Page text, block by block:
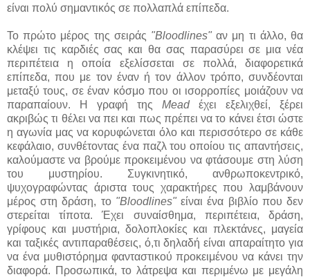
είναι πολύ σημαντικός σε πολλαπλά επίπεδα.
Το πρώτο μέρος της σειράς "Bloodlines" αν μη τι άλλο, θα
κλέψει τις καρδιές σας και θα σας παρασύρει σε μια νέα
περιπέτεια η οποία εξελίσσεται σε πολλά, διαφορετικά
επίπεδα, που με τον έναν ή τον άλλον τρόπο, συνδέονται
μεταξύ τους, σε έναν κόσμο που οι ισορροπίες μοιάζουν να
παραπαίουν. Η γραφή της Meadέχει εξελιχθεί, ξέρει
ακριβώς τι θέλει να πει και πως πρέπει να το κάνει έτσι ώστε
η αγωνία μας να κορυφώνεται όλο και περισσότερο σε κάθε
κεφάλαιο, συνθέτοντας ένα παζλ του οποίου τις απαντήσεις,
καλούμαστε να βρούμε προκειμένου να φτάσουμε στη λύση
του μυστηρίου. Συγκινητικό, ανθρωποκεντρικό,
ψυχογραφώντας άριστα τους χαρακτήρες που λαμβάνουν
μέρος στη δράση, το "Bloodlines"είναι ένα βιβλίο που δεν
στερείται τίποτα. Έχει συναίσθημα, περιπέτεια, δράση,
γρίφους και μυστήρια, δολοπλοκίες και πλεκτάνες, μαγεία
και ταξικές αντιπαραθέσεις, ό,τι δηλαδή είναι απαραίτητο για
να ένα μυθιστόρημα φανταστικού προκειμένου να κάνει την
διαφορά. Προσωπικά, το λάτρεψα και περιμένω με μεγάλη